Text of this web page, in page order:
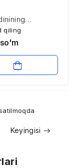
o’rni
qiling
so'm
Keyingisi